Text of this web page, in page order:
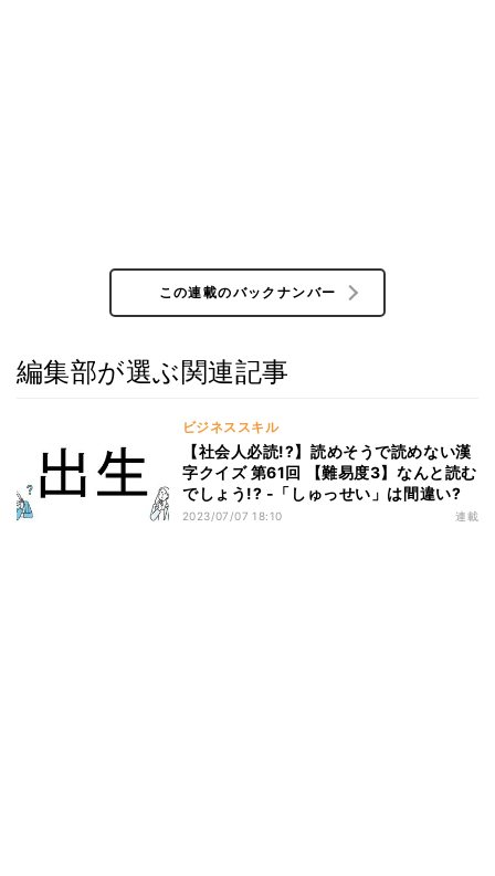
この連載のバックナンバー
編集部が選ぶ関連記事
ビジネススキル
【社会人必読!?】読めそうで読めない漢
字クイズ 第61回 【難易度3】なんと読む
でしょう!? -「しゅっせい」は間違い?
2023/07/07 18:10 連載